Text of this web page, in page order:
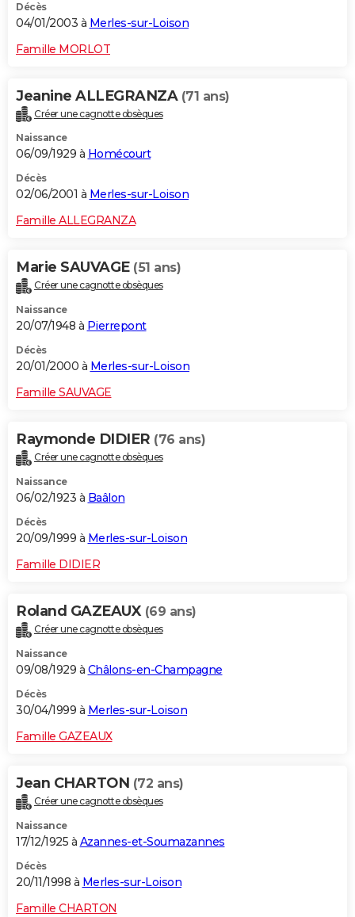
Décès
04/01/2003 à Merles-sur-Loison
Famille MORLOT
Jeanine ALLEGRANZA (71 ans)
Créer une cagnotte obsèques
Naissance
06/09/1929 à Homécourt
Décès
02/06/2001 à Merles-sur-Loison
Famille ALLEGRANZA
Marie SAUVAGE (51 ans)
Créer une cagnotte obsèques
Naissance
20/07/1948 à Pierrepont
Décès
20/01/2000 à Merles-sur-Loison
Famille SAUVAGE
Raymonde DIDIER (76 ans)
Créer une cagnotte obsèques
Naissance
06/02/1923 à Baâlon
Décès
20/09/1999 à Merles-sur-Loison
Famille DIDIER
Roland GAZEAUX (69 ans)
Créer une cagnotte obsèques
Naissance
09/08/1929 à Châlons-en-Champagne
Décès
30/04/1999 à Merles-sur-Loison
Famille GAZEAUX
Jean CHARTON (72 ans)
Créer une cagnotte obsèques
Naissance
17/12/1925 à Azannes-et-Soumazannes
Décès
20/11/1998 à Merles-sur-Loison
Famille CHARTON